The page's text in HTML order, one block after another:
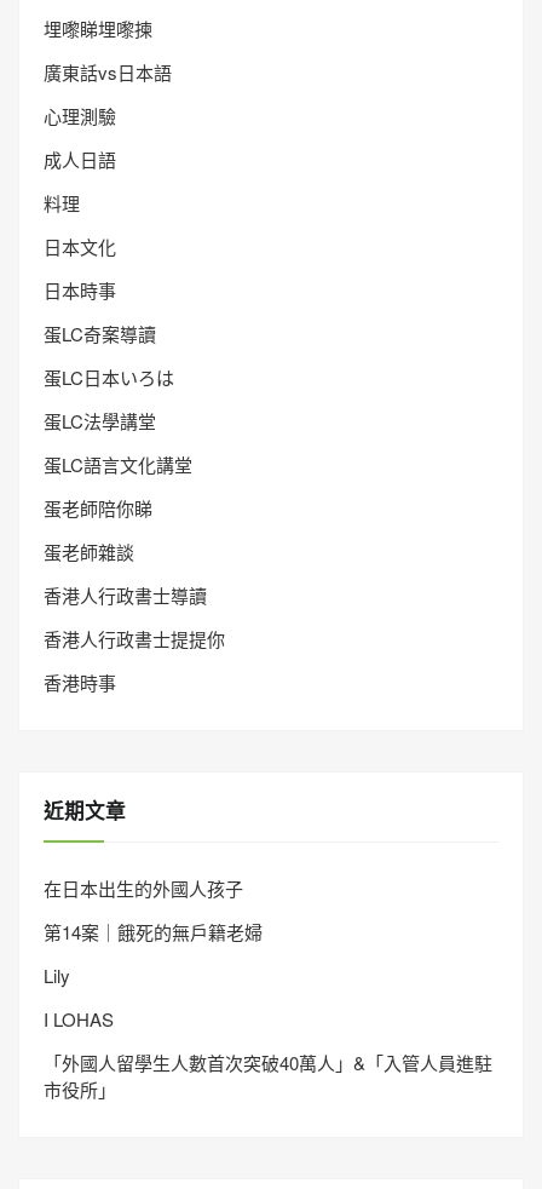
埋嚟睇埋嚟揀
廣東話vs日本語
心理測驗
成人日語
料理
日本文化
日本時事
蛋LC奇案導讀
蛋LC日本いろは
蛋LC法學講堂
蛋LC語言文化講堂
蛋老師陪你睇
蛋老師雜談
香港人行政書士導讀
香港人行政書士提提你
香港時事
近期文章
在日本出生的外國人孩子
第14案｜餓死的無戶籍老婦
Lily
I LOHAS
「外國人留學生人數首次突破40萬人」&「入管人員進駐
市役所」